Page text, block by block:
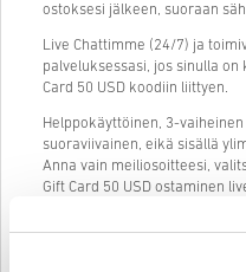
ostoksesi jälkeen, suoraan
Live Chattimme (24/7) ja
palveluksessasi, jos sinulla
Card 50 USD koodiin liittyen.
Helppokäyttöinen, 3-
suoraviivainen, eikä sisällä
Anna vain meiliosoitteesi,
Gift Card 50 USD ostaminen